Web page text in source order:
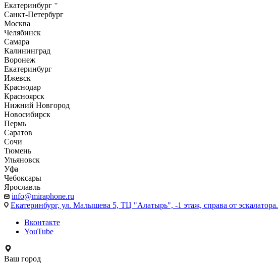
Екатеринбург
Санкт-Петербург
Москва
Челябинск
Самара
Калининград
Воронеж
Екатеринбург
Ижевск
Краснодар
Красноярск
Нижний Новгород
Новосибирск
Пермь
Саратов
Сочи
Тюмень
Ульяновск
Уфа
Чебоксары
Ярославль
info@miraphone.ru
Екатеринбург, ул. Малышева 5, ТЦ "Алатырь", -1 этаж, справа от эскалатора.
Вконтакте
YouTube
Ваш город